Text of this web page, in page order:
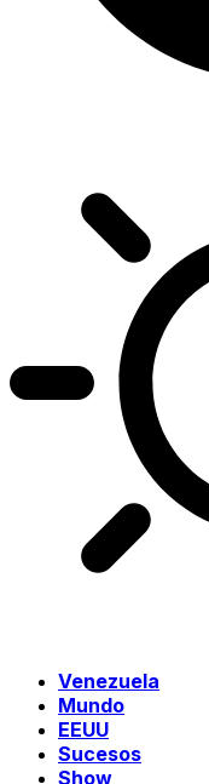
Venezuela
Mundo
EEUU
Sucesos
Show